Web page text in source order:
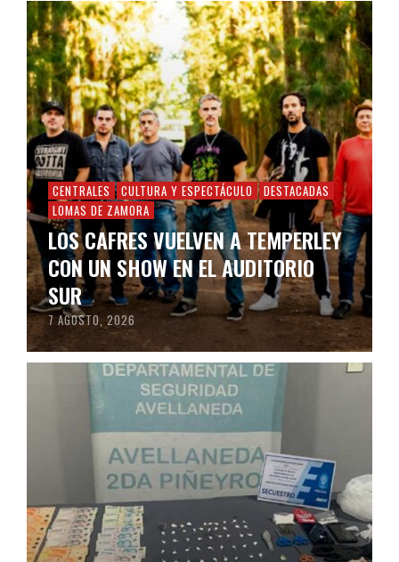
CENTRALES CULTURA Y ESPECTÁCULO
DESTACADAS
LOMAS DE ZAMORA
LOS CAFRES VUELVEN A TEMPERLEY
CON UN SHOW EN EL AUDITORIO
SUR
7 AGOSTO, 2026